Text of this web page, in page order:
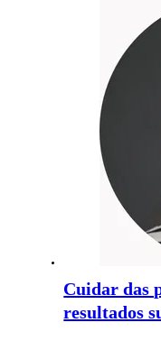
Cuidar das
resultados